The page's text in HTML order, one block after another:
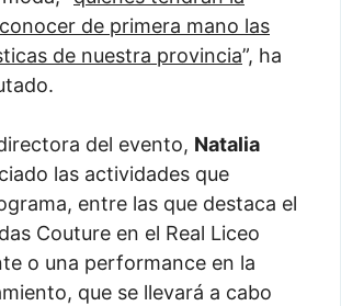
de primera mano las
de nuestra provincia”, ha
del evento, Natalia
las actividades que
entre las que destaca el
Couture en el Real Liceo
o una performance en la
que se llevará a cabo